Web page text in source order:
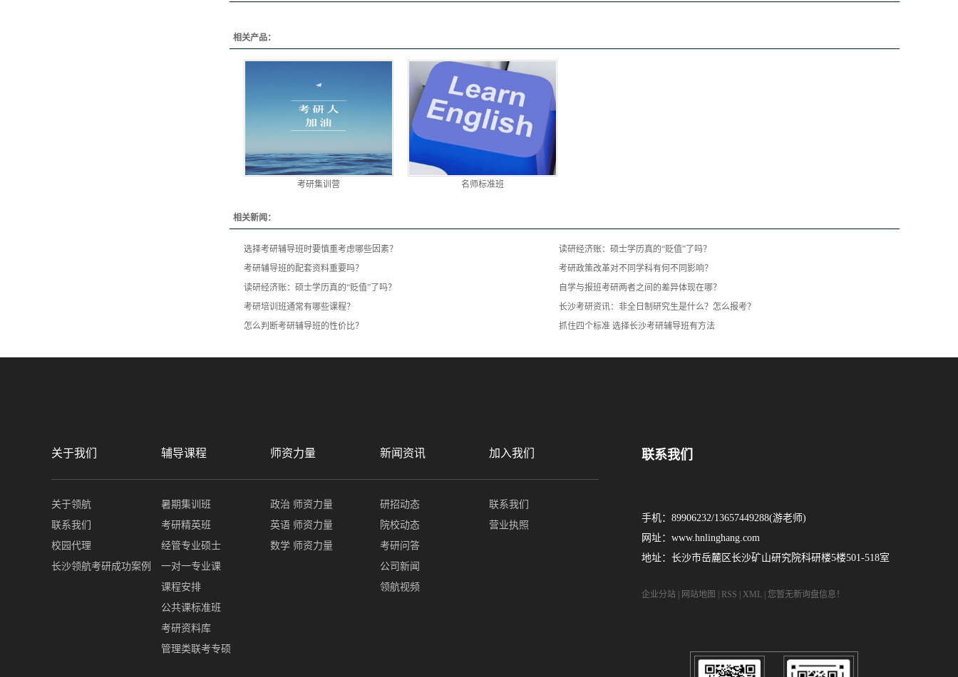
相关产品：
考研集训营 名师标准班
相关新闻：
选择考研辅导班时要慎重考虑哪些因素？
读研经济账：硕士学历真的“贬值”了吗？
考研辅导班的配套资料重要吗？
考研政策改革对不同学科有何不同影响？
读研经济账：硕士学历真的“贬值”了吗？
自学与报班考研两者之间的差异体现在哪？
考研培训班通常有哪些课程？
长沙考研资讯：非全日制研究生是什么？怎么报考？
怎么判断考研辅导班的性价比？
抓住四个标准 选择长沙考研辅导班有方法
关于我们
关于领航
联系我们
校园代理
长沙领航考研成功案例
辅导课程
暑期集训班
考研精英班
经管专业硕士
一对一专业课
课程安排
公共课标准班
考研资料库
管理类联考专硕
师资力量
政治 师资力量
英语 师资力量
数学 师资力量
新闻资讯
研招动态
院校动态
考研问答
公司新闻
领航视频
加入我们
联系我们
营业执照
联系我们
手机：89906232/13657449288(游老师)
网址：www.hnlinghang.com
地址：长沙市岳麓区长沙矿山研究院科研楼5楼501-518室
企业分站 网站地图 RSS XML 您暂无新询盘信息！